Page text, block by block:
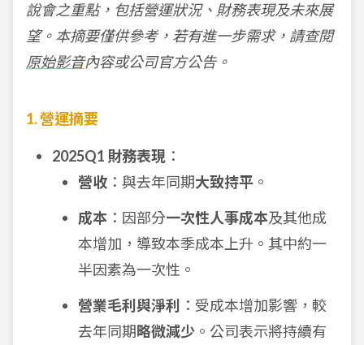
說會之重點，包括營運狀況、財務表現及未來展
望。本摘要僅供參考，若有進一步需求，請查閱
原始影音內容或公司官方公告。
1. 營運摘要
2025Q1 財務表現 ：
營收 ：與去年同期大致持平 。
成本 ：因部分一次性人事成本及其他成
本增加，導致本季成本上升。其中約一
半因素為一次性。
營業毛利與淨利
：受成本增加影響，較
去年同期略微減少 。公司表示將持續有